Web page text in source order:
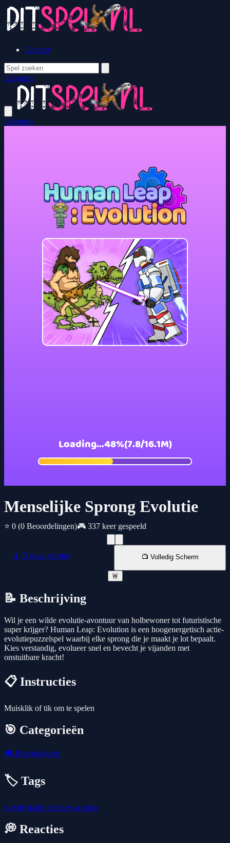
Contact
Inloggen
Inloggen
Menselijke Sprong Evolutie
⭐ 0 (0 Beoordelingen)🎮 337 keer gespeeld
📱 Nieuw venster 📺 Volledig Scherm
🚨
📝 Beschrijving
Wil je een wilde evolutie-avontuur van holbewoner tot futuristische
super krijger? Human Leap: Evolution is een hoogenergetisch actie-
evolutiepuzzelspel waarbij elke sprong die je maakt je lot bepaalt.
Kies verstandig, evolueer snel en bevecht je vijanden met
onstuitbare kracht!
📋 Instructies
Muisklik of tik om te spelen
🎯 Categorieën
🎮 Behendigheid
🏷️ Tags
puzzle battle enemies warrior
💭 Reacties